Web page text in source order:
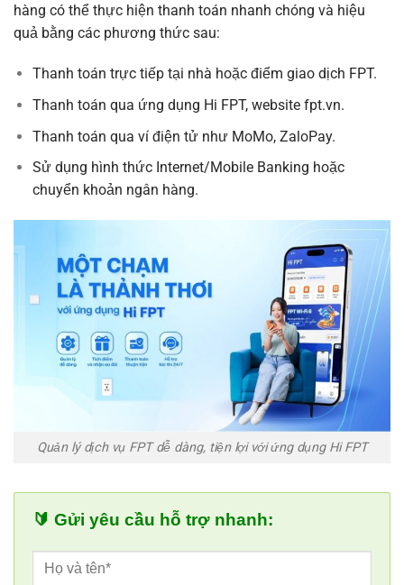
hàng có thể thực hiện thanh toán nhanh chóng và hiệu
quả bằng các phương thức sau:
Thanh toán trực tiếp tại nhà hoặc điểm giao dịch FPT.
Thanh toán qua ứng dụng Hi FPT, website fpt.vn.
Thanh toán qua ví điện tử như MoMo, ZaloPay.
Sử dụng hình thức Internet/Mobile Banking hoặc
chuyển khoản ngân hàng.
Quản lý dịch vụ FPT dễ dàng, tiện lợi với ứng dụng Hi FPT
🔰 Gửi yêu cầu hỗ trợ nhanh: